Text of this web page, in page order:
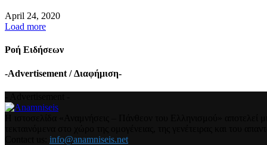
April 24, 2020
Load more
Ροή Ειδήσεων
-Advertisement / Διαφήμιση-
info@anamniseis.net